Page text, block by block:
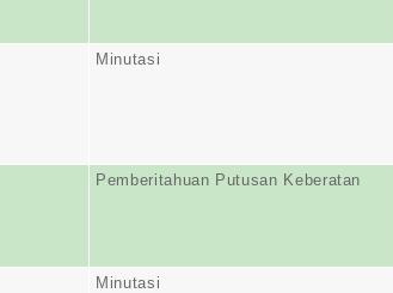
Minutasi
Pemberitahuan Putusan Keberatan
Minutasi